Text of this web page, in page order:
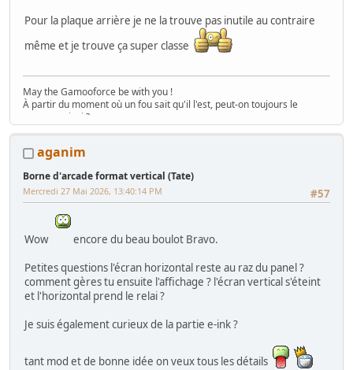
Pour la plaque arrière je ne la trouve pas inutile au contraire
même et je trouve ça super classe
May the Gamooforce be with you !
À partir du moment où un fou sait qu'il l'est, peut-on toujours le
nommer ainsi ?
Boulot, rétro, dodo... et un peu (beaucoup) de TATC© (Touche A Tout
Le WIP en slip et le hack Sega en Pijama !
aganim
Borne d'arcade format vertical (Tate)
#57
Mercredi 27 Mai 2026, 13:40:14 PM
Wow
encore du beau boulot Bravo.
Petites questions l'écran horizontal reste au raz du panel ?
comment gères tu ensuite l'affichage ? l'écran vertical s'éteint
et l'horizontal prend le relai ?
Je suis également curieux de la partie e-ink ?
tant mod et de bonne idée on veux tous les détails